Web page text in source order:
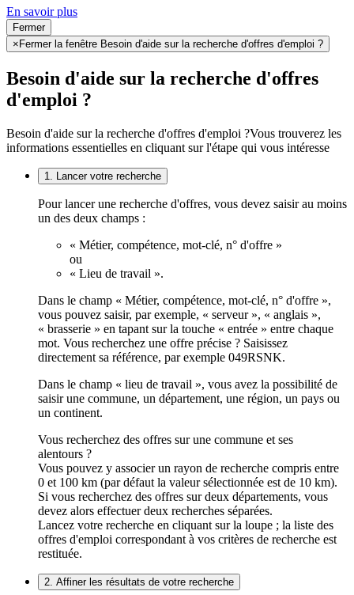
En savoir plus
Fermer
× Fermer la fenêtre Besoin d'aide sur la recherche d'offres d'emploi ?
Besoin d'aide sur la recherche d'offres
d'emploi ?
Besoin d'aide sur la recherche d'offres d'emploi ?Vous trouverez les
informations essentielles en cliquant sur l'étape qui vous intéresse
1. Lancer votre recherche
Pour lancer une recherche d'offres, vous devez saisir au moins
un des deux champs :
« Métier, compétence, mot-clé, n° d'offre »
ou
« Lieu de travail ».
Dans le champ « Métier, compétence, mot-clé, n° d'offre »,
vous pouvez saisir, par exemple, « serveur », « anglais »,
« brasserie » en tapant sur la touche « entrée » entre chaque
mot. Vous recherchez une offre précise ? Saisissez
directement sa référence, par exemple 049RSNK.
Dans le champ « lieu de travail », vous avez la possibilité de
saisir une commune, un département, une région, un pays ou
un continent.
Vous recherchez des offres sur une commune et ses
alentours ?
Vous pouvez y associer un rayon de recherche compris entre
0 et 100 km (par défaut la valeur sélectionnée est de 10 km).
Si vous recherchez des offres sur deux départements, vous
devez alors effectuer deux recherches séparées.
Lancez votre recherche en cliquant sur la loupe ; la liste des
offres d'emploi correspondant à vos critères de recherche est
restituée.
2. Affiner les résultats de votre recherche